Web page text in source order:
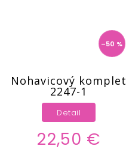
–50 %
Nohavicový komplet
2247-1
22,50 €
Detail